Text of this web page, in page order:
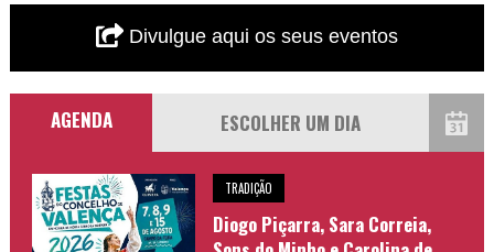
Divulgue aqui os seus eventos
AGENDA
TRADIÇÃO
Diogo Piçarra, Sara Correia,